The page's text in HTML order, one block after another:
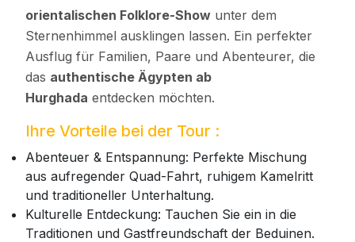
orientalischen Folklore-Show unter dem
Sternenhimmel ausklingen lassen. Ein perfekter
Ausflug für Familien, Paare und Abenteurer, die
das authentische Ägypten ab
Hurghada entdecken möchten.
Ihre Vorteile bei der Tour :
Abenteuer & Entspannung: Perfekte Mischung
aus aufregender Quad-Fahrt, ruhigem Kamelritt
und traditioneller Unterhaltung.
Kulturelle Entdeckung: Tauchen Sie ein in die
Traditionen und Gastfreundschaft der Beduinen.